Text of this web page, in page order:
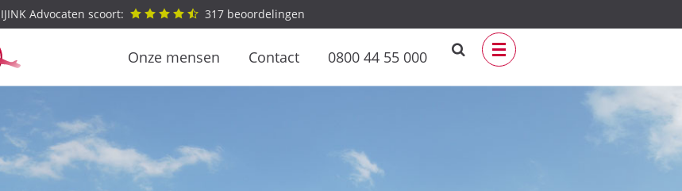
Advocaten scoort: 317beoordelingen
Onze mensen Contact 0800 44 55 000